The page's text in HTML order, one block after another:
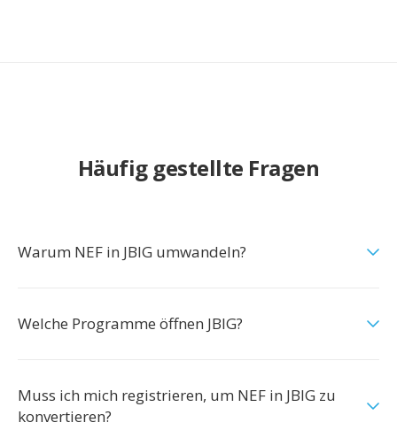
Häufig gestellte Fragen
Warum NEF in JBIG umwandeln?
Welche Programme öffnen JBIG?
Muss ich mich registrieren, um NEF in JBIG zu
konvertieren?